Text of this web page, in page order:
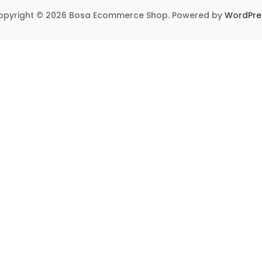
© 2026 Bosa Ecommerce Shop. Powered by